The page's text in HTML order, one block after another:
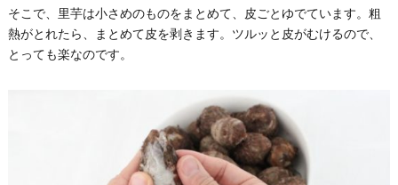
そこで、里芋は小さめのものをまとめて、皮ごとゆでています。粗
熱がとれたら、まとめて皮を剥きます。ツルッと皮がむけるので、
とっても楽なのです。